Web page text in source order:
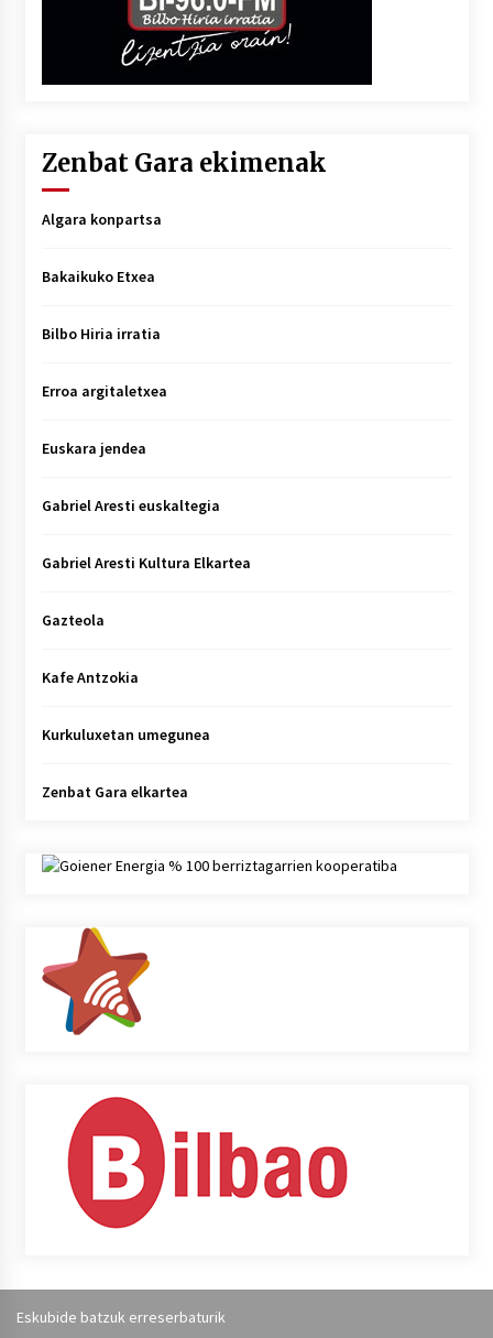
Zenbat Gara ekimenak
Algara konpartsa
Bakaikuko Etxea
Bilbo Hiria irratia
Erroa argitaletxea
Euskara jendea
Gabriel Aresti euskaltegia
Gabriel Aresti Kultura Elkartea
Gazteola
Kafe Antzokia
Kurkuluxetan umegunea
Zenbat Gara elkartea
Eskubide batzuk erreserbaturik